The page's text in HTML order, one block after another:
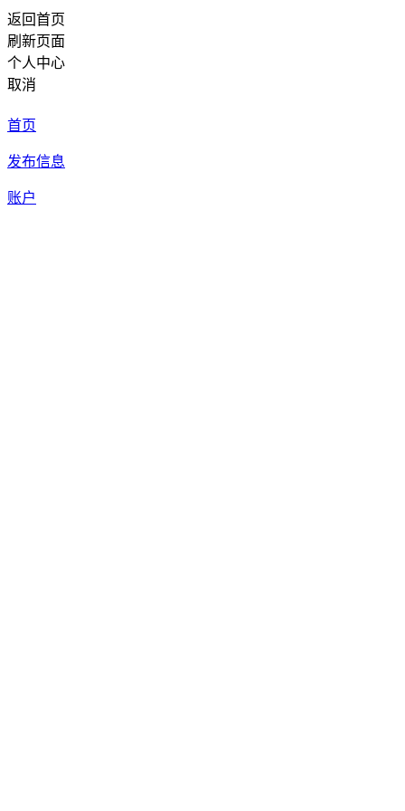
返回首页
刷新页面
个人中心
取消
首页
发布信息
账户